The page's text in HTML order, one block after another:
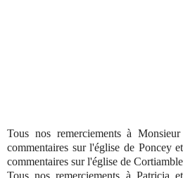
Tous nos remerciements à
commentaires sur l'église de Poncey
commentaires sur l'église de
Tous nos remerciements à Patricia